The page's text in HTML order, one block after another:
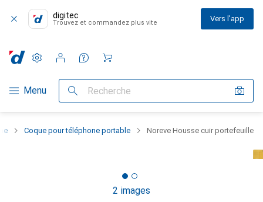
digitec
Trouvez et commandez plus vite Vers l'app
Navigation par catégorie
Menu Recherche
Paramètres
Compte client
Listes de comparaison
Listes d'envies
Panier
Coque pour téléphone portable Noreve Housse cuir portefeuille
2 images